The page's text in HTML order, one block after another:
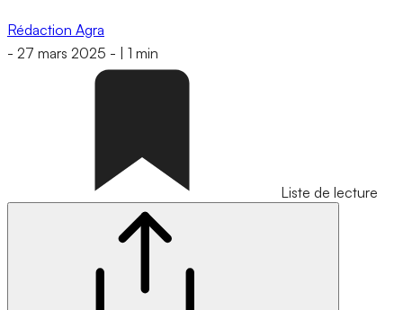
Rédaction Agra
- 27 mars 2025 - 1 min
Liste de lecture